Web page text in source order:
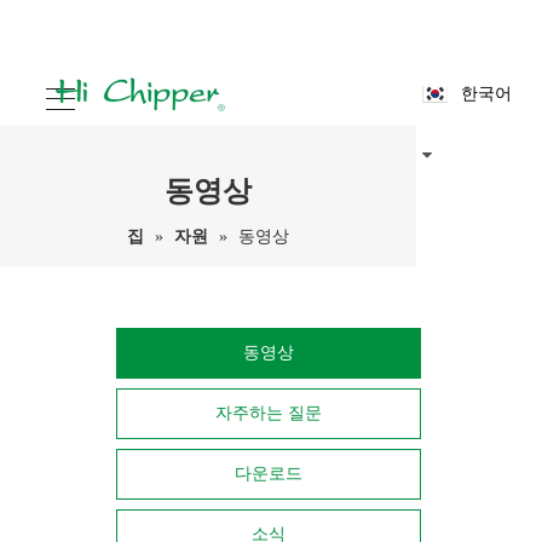
한국어
동영상
집 » 자원 » 동영상
동영상
자주하는 질문
다운로드
소식